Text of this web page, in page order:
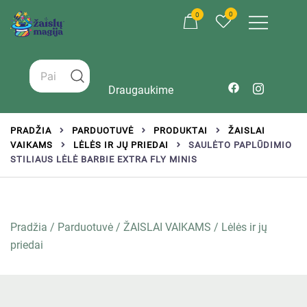
0 0
Draugaukime
PRADŽIA PARDUOTUVĖ PRODUKTAI
ŽAISLAI
VAIKAMS
LĖLĖS IR JŲ PRIEDAI
SAULĖTO PAPLŪDIMIO
STILIAUS LĖLĖ BARBIE EXTRA FLY MINIS
Pradžia / Parduotuvė / ŽAISLAI VAIKAMS / Lėlės ir jų
priedai